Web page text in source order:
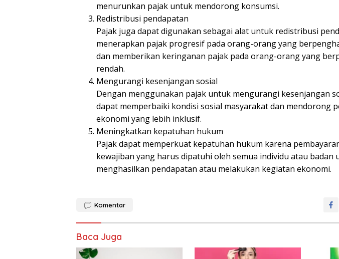
menurunkan pajak untuk mendorong konsumsi.
Redistribusi pendapatan
Pajak juga dapat digunakan sebagai alat untuk redistribusi
menerapkan pajak progresif pada orang-orang yang
dan memberikan keringanan pajak pada orang-orang yang
rendah.
Mengurangi kesenjangan sosial
Dengan menggunakan pajak untuk mengurangi kesenjangan
dapat memperbaiki kondisi sosial masyarakat dan mendorong
ekonomi yang lebih inklusif.
Meningkatkan kepatuhan hukum
Pajak dapat memperkuat kepatuhan hukum karena
kewajiban yang harus dipatuhi oleh semua individu atau badan
menghasilkan pendapatan atau melakukan kegiatan ekonomi.
Komentar
Baca Juga